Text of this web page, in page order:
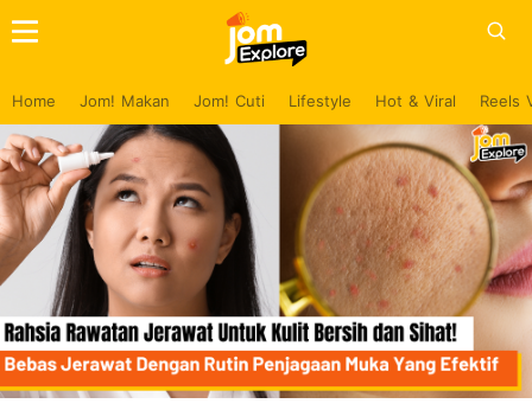
Home Jom! Makan Jom! Cuti Lifestyle Hot & Viral Reels